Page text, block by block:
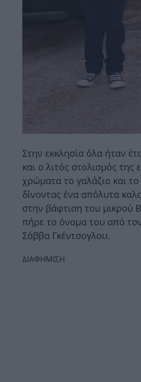
Στην εκκλησία όλα ήταν
και ο λιτός στολισμός της
χρώματα το γαλάζιο και
δίνοντας ένα απόλυτα
στην βάφτιση του μικρού
πήρε το όνομα του από
Σάββα Γκέντσογλου.
ΔΙΑΦΗΜΙΣΗ